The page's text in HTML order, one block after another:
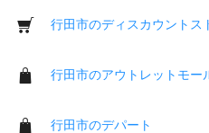
行田市のディスカウントス
行田市のアウトレットモー
行田市のデパート